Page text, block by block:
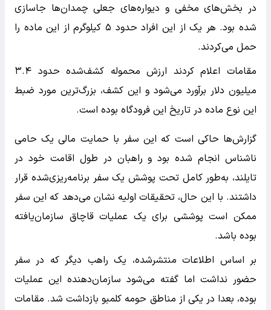
در بخش‌های مخفی و دیواره‌های جعلی چمدان‌ها جاسازی
شده بود. هر یک از این افراد حدود ۵ کیلوگرم از این ماده را
حمل می‌کردند.
مقامات اعلام کردند ارزش محموله کشف‌شده حدود ۳.۴
میلیون دلار برآورد می‌شود و این کشف، بزرگ‌ترین مورد ضبط
این نوع ماده در تاریخ این فرودگاه بوده است.
گزارش‌ها حاکی است که این سفر با حمایت مالی یک حامی
ناشناس انجام شده بود و راهبان در طول اقامت خود در
تایلند، به‌طور کامل تحت پوشش یک سفر برنامه‌ریزی‌شده قرار
داشتند. با این حال، تحقیقات اولیه نشان می‌دهد که این سفر
ممکن است پوششی برای یک عملیات قاچاق سازمان‌یافته
بوده باشد.
بر اساس اطلاعات منتشرشده، یک راهب دیگر که در سفر
حضور نداشت اما گفته می‌شود سازمان‌دهنده این عملیات
بوده، بعدا در یکی از مناطق حومه کلمبو بازداشت شد. مقامات